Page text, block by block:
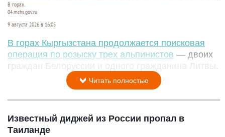
В горах.
04.mchs.gov.ru
9 августа 2026 в 16:05
В горах Кыргызстана продолжается поисковая
операция по розыску трех альпинистов — двоих
граждан Белоруссии и одного гражданина Литвы.
Читать полностью
Известный диджей из России пропал в
Таиланде